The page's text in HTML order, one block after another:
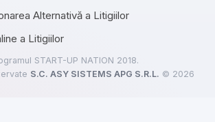
START-UP NATION 2018.
S.C. ASY SISTEMS APG S.R.L. © 2026